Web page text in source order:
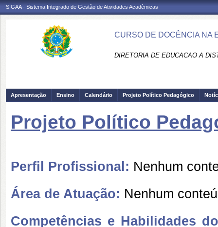
SIGAA - Sistema Integrado de Gestão de Atividades Acadêmicas
CURSO DE DOCÊNCIA NA
DIRETORIA DE EDUCACAO A
Apresentação Ensino Calendário Projeto Político Pedagógico
Projeto Político
Perfil Profissional: Nenhum
Área de Atuação: Nenhum
Competências e Habilidades